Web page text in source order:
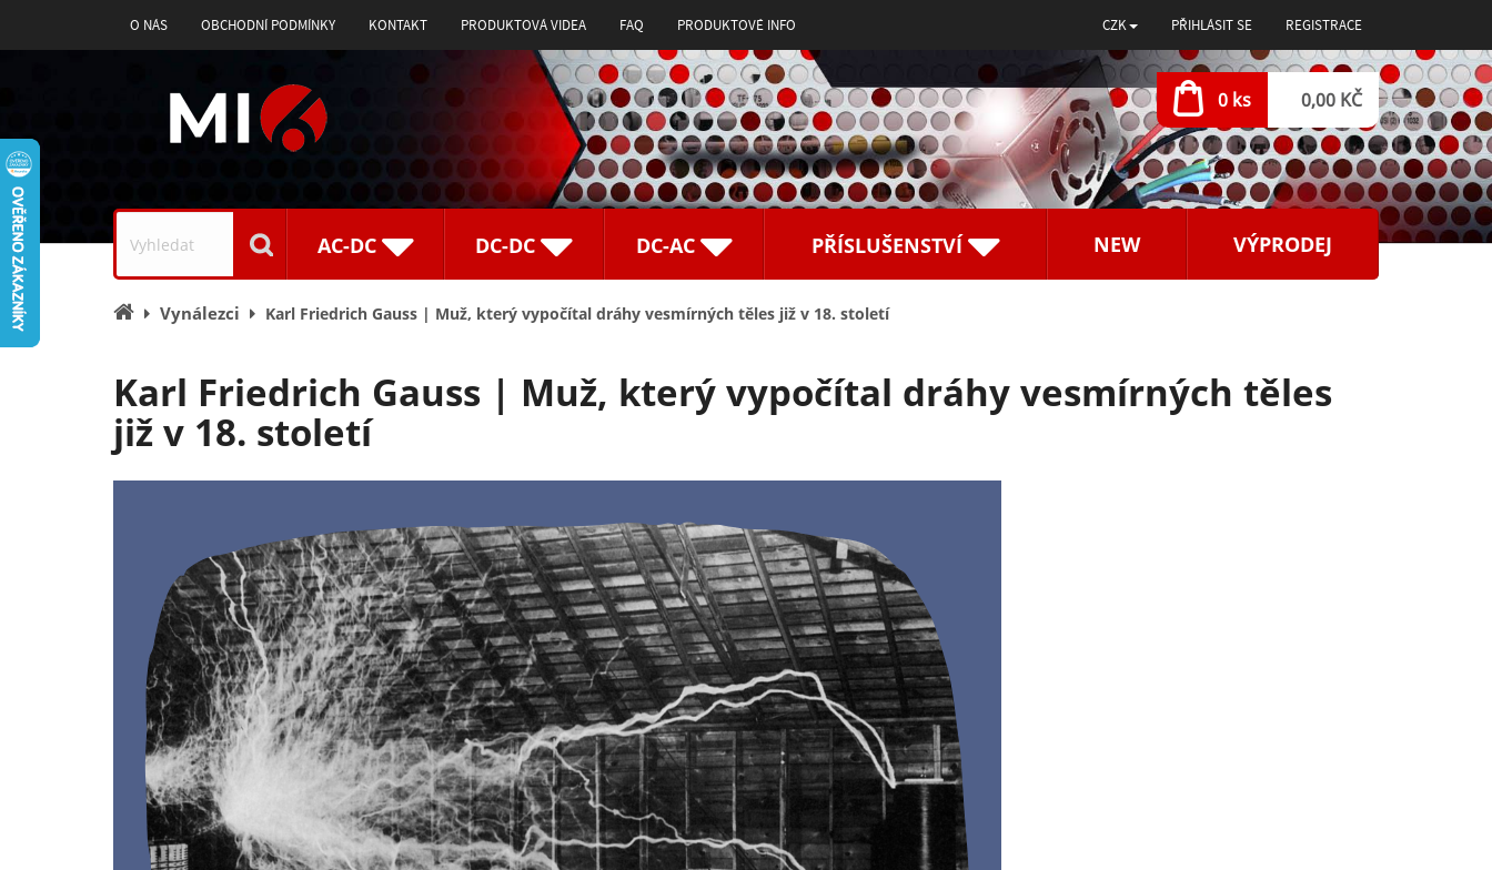
O NÁS OBCHODNÍ PODMÍNKY KONTAKT PRODUKTOVÁ VIDEA FAQ PRODUKTOVÉ INFO CZK PŘIHLÁSIT SE REGISTRACE
0 ks 0,00 KČ
Vyhledávání
AC-DC DC-DC DC-AC PŘÍSLUŠENSTVÍ NEW VÝPRODEJ
ÚvodníVynálezci Karl Friedrich Gauss | Muž, který vypočítal dráhy vesmírných těles již v 18. století
Karl Friedrich Gauss | Muž, který vypočítal dráhy vesmírných těles
již v 18. století